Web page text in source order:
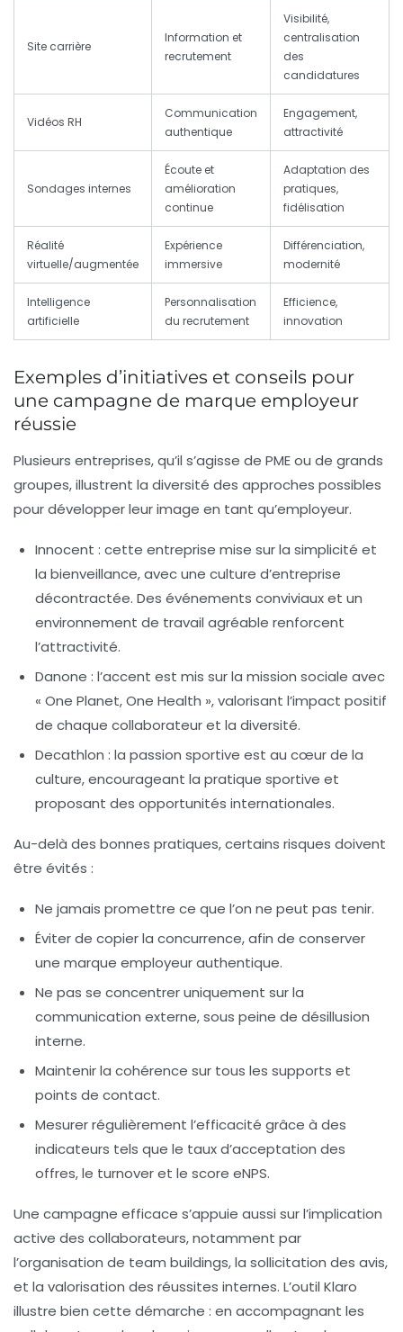
Site carrière
Information et
recrutement
Visibilité,
centralisation
des
candidatures
Vidéos RH
Communication
authentique
Engagement,
attractivité
Sondages internes
Écoute et
amélioration
continue
Adaptation des
pratiques,
fidélisation
Réalité
virtuelle/augmentée
Expérience
immersive
Différenciation,
modernité
Intelligence
artificielle
Personnalisation
du recrutement
Efficience,
innovation
Exemples d’initiatives et conseils pour
une campagne de marque employeur
réussie
Plusieurs entreprises, qu’il s’agisse de PME ou de grands
groupes, illustrent la diversité des approches possibles
pour développer leur image en tant qu’employeur.
Innocent : cette entreprise mise sur la simplicité et
la bienveillance, avec une culture d’entreprise
décontractée. Des événements conviviaux et un
environnement de travail agréable renforcent
l’attractivité.
Danone : l’accent est mis sur la mission sociale avec
« One Planet, One Health », valorisant l’impact positif
de chaque collaborateur et la diversité.
Decathlon : la passion sportive est au cœur de la
culture, encourageant la pratique sportive et
proposant des opportunités internationales.
Au-delà des bonnes pratiques, certains risques doivent
être évités :
Ne jamais promettre ce que l’on ne peut pas tenir.
Éviter de copier la concurrence, afin de conserver
une marque employeur authentique.
Ne pas se concentrer uniquement sur la
communication externe, sous peine de désillusion
interne.
Maintenir la cohérence sur tous les supports et
points de contact.
Mesurer régulièrement l’efficacité grâce à des
indicateurs tels que le taux d’acceptation des
offres, le turnover et le score eNPS.
Une campagne efficace s’appuie aussi sur l’implication
active des collaborateurs, notamment par
l’organisation de team buildings, la sollicitation des avis,
et la valorisation des réussites internes. L’outil Klaro
illustre bien cette démarche : en accompagnant les